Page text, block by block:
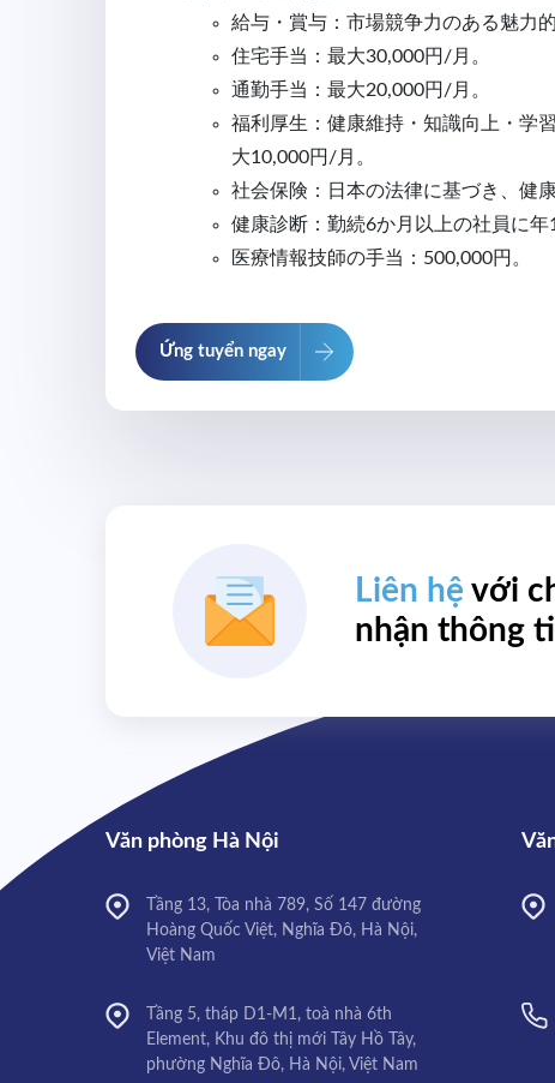
給与・賞与：市場競争力のある魅力
住宅手当：最大30,000円/月。
通勤手当：最大20,000円/月。
福利厚生：健康維持・知識向上・学
大10,000円/月。
社会保険：日本の法律に基づき、健
健康診断：勤続6か月以上の社員に年
医療情報技師の手当：500,000円。
Ứng tuyển ngay
Liên hệ với
nhận thông
Văn phòng Hà Nội
Tầng 13, Tòa nhà 789, Số 147 đường
Hoàng Quốc Việt, Nghĩa Đô, Hà Nội,
Việt Nam
Tầng 5, tháp D1-M1, toà nhà 6th
Element, Khu đô thị mới Tây Hồ Tây,
phường Nghĩa Đô, Hà Nội, Việt Nam